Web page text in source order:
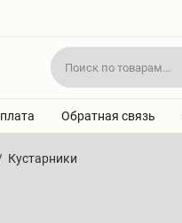
Обратная связь
Кустарники